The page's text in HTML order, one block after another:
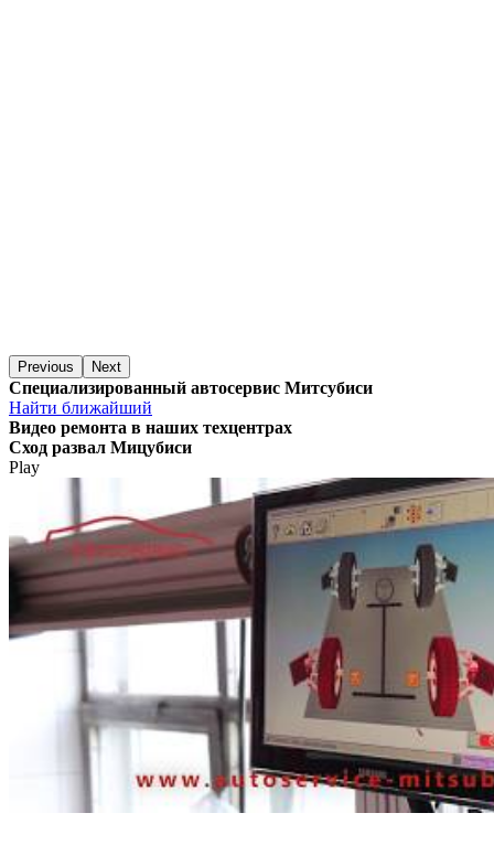
Previous Next
Специализированный автосервис Митсубиси
Найти ближайший
Видео ремонта в наших техцентрах
Сход развал Мицубиси
Play